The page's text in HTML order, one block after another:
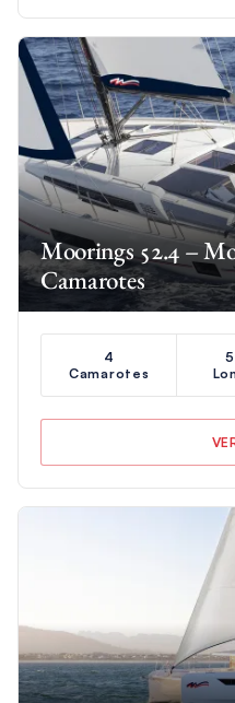
Moorings 52.4 –
Camarotes
4
Camarotes